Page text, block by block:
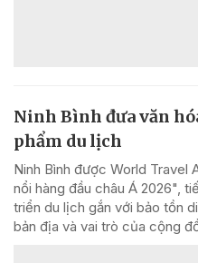
Ninh Bình đưa văn
phẩm du lịch
Ninh Bình được World
nổi hàng đầu châu Á 2026",
triển du lịch gắn với bảo tồn
bản địa và vai trò của cộng